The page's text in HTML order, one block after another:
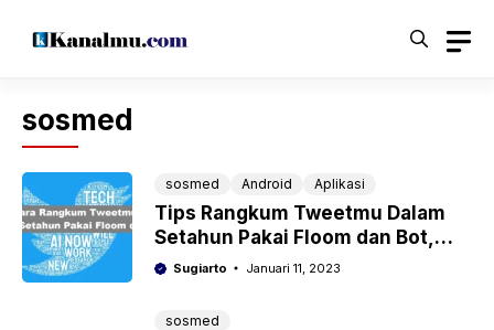
sosmed
sosmed Android Aplikasi
Tips Rangkum Tweetmu Dalam
Setahun Pakai Floom dan Bot,
Gampang Banget!
Sugiarto Januari 11, 2023
sosmed